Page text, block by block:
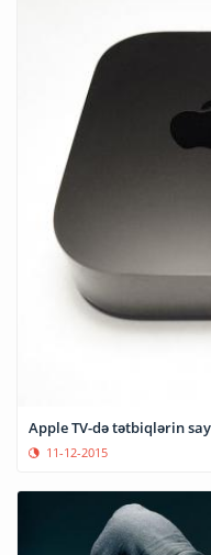
11-12-2015